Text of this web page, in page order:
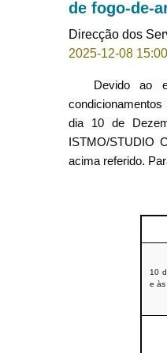
de fogo-de-
Direcção dos
2025-12-08 15:00
Devido ao
dia 10 de
ISTMO/STUDIO
acima referido.
10
e às